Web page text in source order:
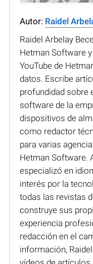
Autor: Raidel
Raidel Arbelay
Hetman Software
YouTube de
datos. Escribe
profundidad sobre
software de la
dispositivos de
como redactor
para varias
Hetman Software.
especializó en
interés por la
todas las revistas
construye sus
experiencia
redacción en el
información,